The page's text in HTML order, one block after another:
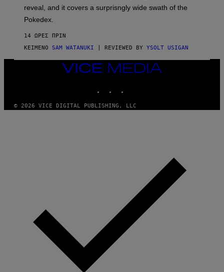
A
D
I
A
S
N
D
reveal, and it covers a surprisngly wide swath of the
Pokedex.
14 ΏΡΕΣ ΠΡΙΝ
ΚΕΊΜΕΝΟ SAM WATANUKI | REVIEWED BY YSOLT USIGAN
VICE
MEDIA
© 2026 VICE DIGITAL PUBLISHING, LLC